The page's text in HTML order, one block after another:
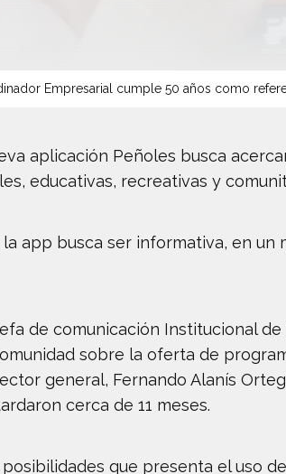
Empresarial cumple 50 años como
aplicación Peñoles busca
educativas, recreativas y
app busca ser informativa, en
de comunicación Institucional
sobre la oferta de
general, Fernando Alanís
cerca de 11 meses.
que presenta el uso